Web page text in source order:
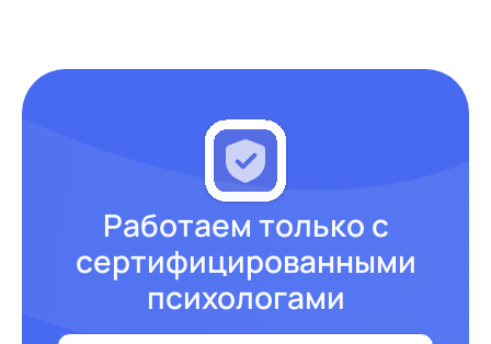
Работаем только с
сертифицированными
психологами